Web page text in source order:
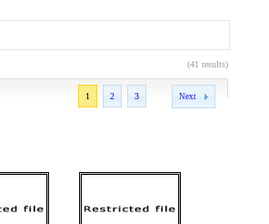
(41 results)
1 2 3 Next